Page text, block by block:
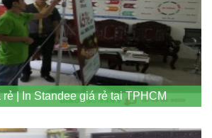
| In Standee giá rẻ tại TPHCM